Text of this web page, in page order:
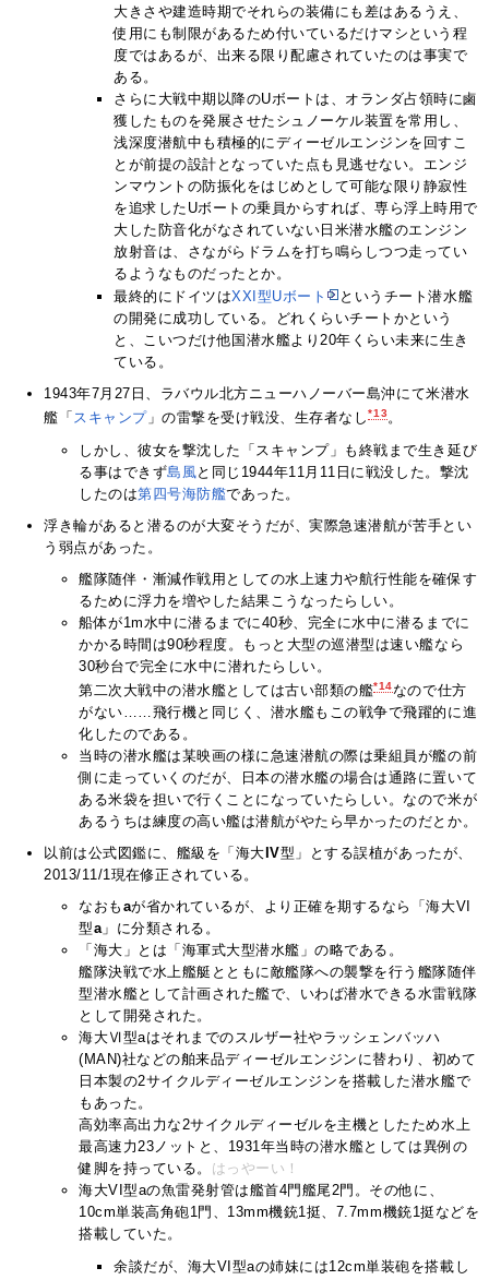
大きさや建造時期でそれらの装備にも差はあるうえ、
使用にも制限があるため付いているだけマシという程
度ではあるが、出来る限り配慮されていたのは事実で
ある。
さらに大戦中期以降のUボートは、オランダ占領時に鹵
獲したものを発展させたシュノーケル装置を常用し、
浅深度潜航中も積極的にディーゼルエンジンを回すこ
とが前提の設計となっていた点も見逃せない。エンジ
ンマウントの防振化をはじめとして可能な限り静寂性
を追求したUボートの乗員からすれば、専ら浮上時用で
大した防音化がなされていない日米潜水艦のエンジン
放射音は、さながらドラムを打ち鳴らしつつ走ってい
るようなものだったとか。
最終的にドイツはXXI型Uボート
というチート潜水艦
の開発に成功している。どれくらいチートかという
と、こいつだけ他国潜水艦より20年くらい未来に生き
ている。
1943年7月27日、ラバウル北方ニューハノーバー島沖にて米潜水
艦「 スキャンプ」の雷撃を受け戦没、生存者なし*13。
しかし、彼女を撃沈した「スキャンプ」も終戦まで生き延び
る事はできず島風と同じ1944年11月11日に戦没した。撃沈
したのは第四号海防艦であった。
浮き輪があると潜るのが大変そうだが、実際急速潜航が苦手とい
う弱点があった。
艦隊随伴・漸減作戦用としての水上速力や航行性能を確保す
るために浮力を増やした結果こうなったらしい。
船体が1m水中に潜るまでに40秒、完全に水中に潜るまでに
かかる時間は90秒程度。もっと大型の巡潜型は速い艦なら
30秒台で完全に水中に潜れたらしい。
第二次大戦中の潜水艦としては古い部類の艦*14なので仕方
がない……飛行機と同じく、潜水艦もこの戦争で飛躍的に進
化したのである。
当時の潜水艦は某映画の様に急速潜航の際は乗組員が艦の前
側に走っていくのだが、日本の潜水艦の場合は通路に置いて
ある米袋を担いで行くことになっていたらしい。なので米が
あるうちは練度の高い艦は潜航がやたら早かったのだとか。
以前は公式図鑑に、艦級を「海大 IV型」とする誤植があったが、
2013/11/1現在修正されている。
なおも aが省かれているが、より正確を期するなら「海大VI
型a」に分類される。
「海大」とは「海軍式大型潜水艦」の略である。
艦隊決戦で水上艦艇とともに敵艦隊への襲撃を行う艦隊随伴
型潜水艦として計画された艦で、いわば潜水できる水雷戦隊
として開発された。
海大Ⅵ型aはそれまでのスルザー社やラッシェンバッハ
(MAN)社などの舶来品ディーゼルエンジンに替わり、初めて
日本製の2サイクルディーゼルエンジンを搭載した潜水艦で
もあった。
高効率高出力な2サイクルディーゼルを主機としたため水上
最高速力23ノットと、1931年当時の潜水艦としては異例の
健脚を持っている。 はっやーい！
海大VI型aの魚雷発射管は艦首4門艦尾2門。その他に、
10cm単装高角砲1門、13mm機銃1挺、7.7mm機銃1挺などを
搭載していた。
余談だが、海大VI型aの姉妹には12cm単装砲を搭載し